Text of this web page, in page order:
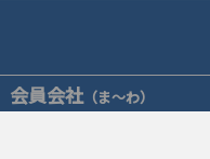
会員会社 （ま〜わ）